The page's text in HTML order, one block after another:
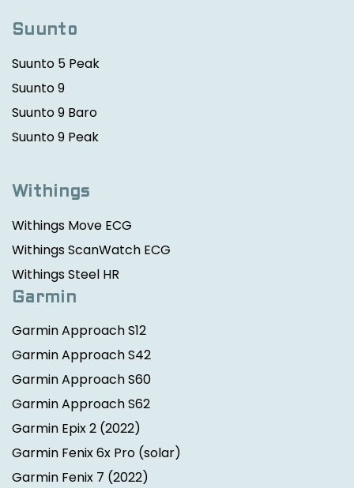
Suunto
Suunto 5 Peak
Suunto 9
Suunto 9 Baro
Suunto 9 Peak
Withings
Withings Move ECG
Withings ScanWatch ECG
Withings Steel HR
Garmin
Garmin Approach S12
Garmin Approach S42
Garmin Approach S60
Garmin Approach S62
Garmin Epix 2 (2022)
Garmin Fenix 6x Pro (solar)
Garmin Fenix 7 (2022)